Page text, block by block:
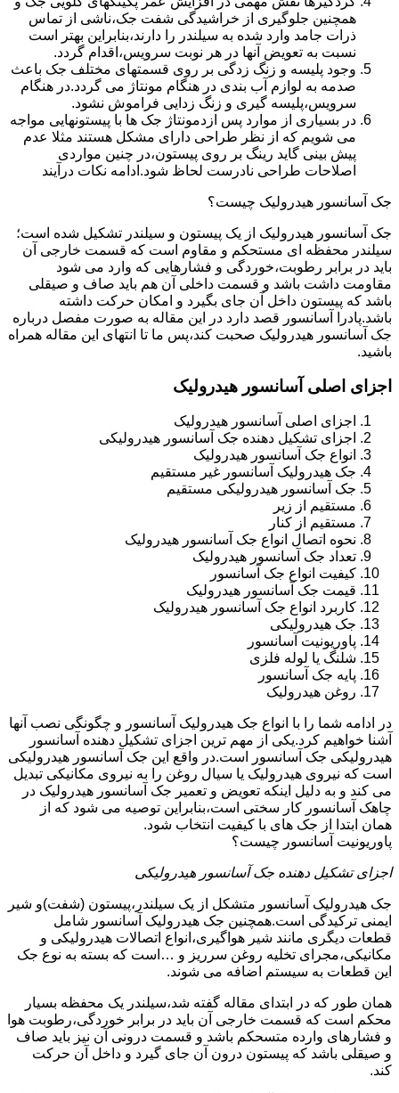
همچنین جلوگیری از خراشیدگی شفت جک،ناشی از تماس
ذرات جامد وارد شده به سیلندر را دارند،بنابراین بهتر است
نسبت به تعویض آنها در هر نوبت سرویس،اقدام گردد.
وجود پلیسه و زنگ زدگی بر روی قسمتهای مختلف جک باعث
صدمه به لوازم آب بندی در هنگام مونتاژ می گردد.در هنگام
سرویس،پلیسه گیری و زنگ زدایی فراموش نشود.
در بسیاری از موارد پس ازدمونتاژ جک ها با پیستونهایی مواجه
می شویم که از نظر طراحی دارای مشکل هستند مثلا عدم
پیش بینی گاید رینگ بر روی پیستون،در چنین مواردی
اصلاحات طراحی نادرست لحاظ شود.ادامه نکات درآیند
جک آسانسور هیدرولیک چیست؟
جک آسانسور هیدرولیک از یک پیستون و سیلندر تشکیل شده است؛
سیلندر محفظه ای مستحکم و مقاوم است که قسمت خارجی آن
باید در برابر رطوبت،خوردگی و فشارهایی که وارد می شود
مقاومت داشت باشد و قسمت داخلی آن هم باید صاف و صیقلی
باشد که پیستون داخل آن جای بگیرد و امکان حرکت داشته
باشد.پادرا آسانسور قصد دارد در این مقاله به صورت مفصل درباره
جک آسانسور هیدرولیک صحبت کند،پس ما تا انتهای این مقاله همراه
باشید.
اجزای اصلی آسانسور هیدرولیک
اجزای اصلی آسانسور هیدرولیک
اجزای تشکیل دهنده جک آسانسور هیدرولیکی
انواع جک آسانسور هیدرولیک
جک هیدرولیک آسانسور غیر مستقیم
جک آسانسور هیدرولیکی مستقیم
مستقیم از زیر
مستقیم از کنار
نحوه اتصال انواع جک آسانسور هیدرولیک
تعداد جک آسانسور هیدرولیک
کیفیت انواع جک آسانسور
قیمت جک آسانسور هیدرولیک
کاربرد انواع جک آسانسور هیدرولیک
جک هیدرولیکی
پاوریونیت آسانسور
شلنگ یا لوله فلزی
پایه جک آسانسور
روغن هیدرولیک
در ادامه شما را با انواع جک هیدرولیک آسانسور و چگونگی نصب آنها
آشنا خواهیم کرد.یکی از مهم ترین اجزای تشکیل دهنده آسانسور
هیدرولیکی جک آسانسور است.در واقع این جک آسانسور هیدرولیکی
است که نیروی هیدرولیک یا سیال روغن را به نیروی مکانیکی تبدیل
می کند و به دلیل اینکه تعویض و تعمیر جک آسانسور هیدرولیک در
چاهک آسانسور کار سختی است،بنابراین توصیه می شود که از
همان ابتدا از جک های با کیفیت انتخاب شود.
پاوریونیت آسانسور چیست؟
اجزای تشکیل دهنده جک آسانسور هیدرولیکی
جک هیدرولیک آسانسور متشکل از یک سیلندر،پیستون (شفت)و شیر
ایمنی ترکیدگی است.همچنین جک هیدرولیک آسانسور شامل
قطعات دیگری مانند شیر هواگیری،انواع اتصالات هیدرولیکی و
مکانیکی،مجرای تخلیه روغن سرریز و …است که بسته به نوع جک
این قطعات به سیستم اضافه می شوند.
همان طور که در ابتدای مقاله گفته شد،سیلندر یک محفظه بسیار
محکم است که قسمت خارجی آن باید در برابر خوردگی،رطوبت هوا
و فشارهای وارده متسحکم باشد و قسمت درونی آن نیز باید صاف
و صیقلی باشد که پیستون درون آن جای گیرد و داخل آن حرکت
کند.